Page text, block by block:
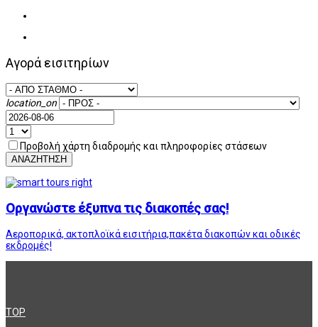
Αγορά εισιτηρίων
location_on
Προβολή χάρτη διαδρομής και πληροφορίες στάσεων
ΑΝΑΖΗΤΗΣΗ
Οργανώστε έξυπνα τις διακοπές σας!
Αεροπορικά, ακτοπλοϊκά εισιτήρια,πακέτα διακοπών και οδικές
εκδρομές!
TOP